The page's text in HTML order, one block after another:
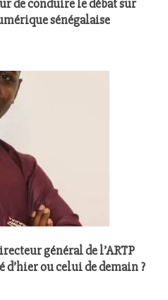
de conduire le débat sur
sénégalaise
général de l’ARTP
ou celui de demain ?